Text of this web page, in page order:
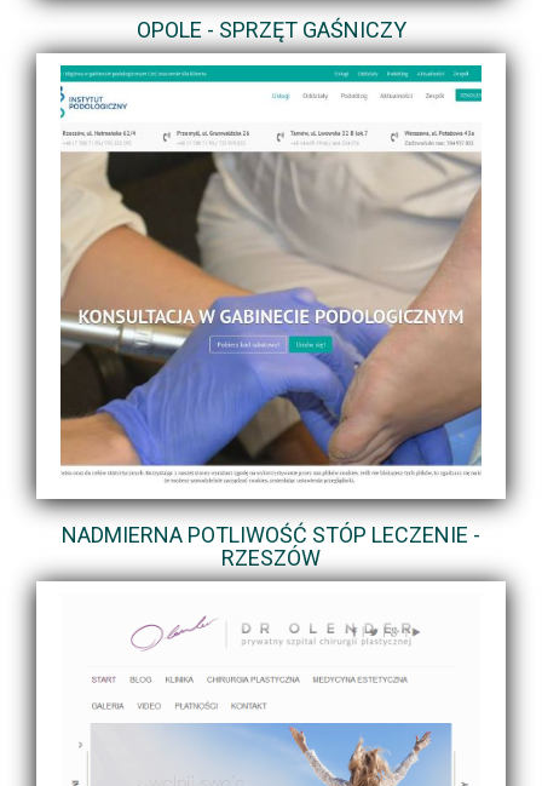
OPOLE - SPRZĘT GAŚNICZY
NADMIERNA POTLIWOŚĆ STÓP LECZENIE -
RZESZÓW